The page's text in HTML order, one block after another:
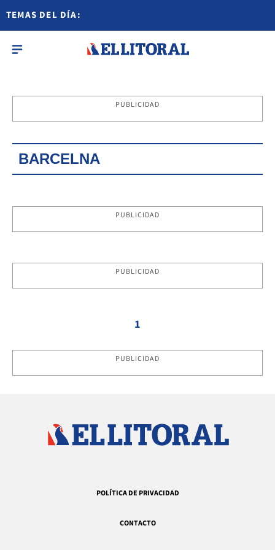
TEMAS DEL DÍA:
PUBLICIDAD
BARCELNA
PUBLICIDAD
PUBLICIDAD
1
PUBLICIDAD
POLÍTICA DE PRIVACIDAD
CONTACTO